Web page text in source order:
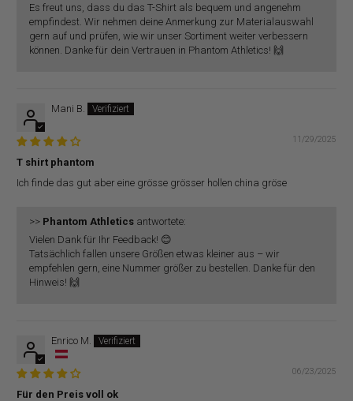
Es freut uns, dass du das T-Shirt als bequem und angenehm
empfindest. Wir nehmen deine Anmerkung zur Materialauswahl
gern auf und prüfen, wie wir unser Sortiment weiter verbessern
können. Danke für dein Vertrauen in Phantom Athletics! 🙌
Mani B.
11/29/2025
T shirt phantom
Ich finde das gut aber eine grösse grösser hollen china gröse
>> Phantom Athletics antwortete:
Vielen Dank für Ihr Feedback! 😊
Tatsächlich fallen unsere Größen etwas kleiner aus – wir
empfehlen gern, eine Nummer größer zu bestellen. Danke für den
Hinweis! 🙌
Enrico M.
06/23/2025
Für den Preis voll ok